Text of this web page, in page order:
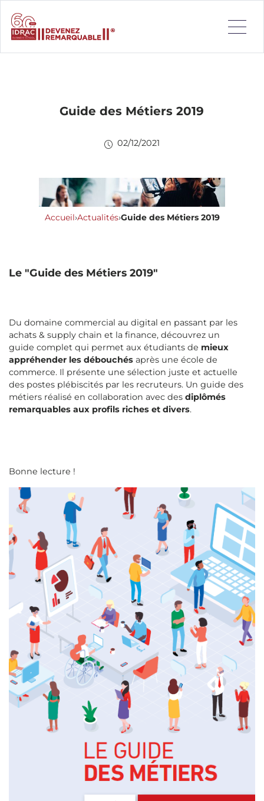
Guide des Métiers 2019
02/12/2021
Accueil›Actualités›Guide des Métiers 2019
Le "Guide des Métiers 2019"
Du domaine commercial au digital en passant par les
achats & supply chain et la finance, découvrez un
guide complet qui permet aux étudiants de mieux
appréhender les débouchés après une école de
commerce. Il présente une sélection juste et actuelle
des postes plébiscités par les recruteurs. Un guide des
métiers réalisé en collaboration avec des diplômés
remarquables aux profils riches et divers.
Bonne lecture !